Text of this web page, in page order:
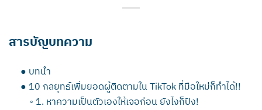
สารบัญบทความ
● บทนำ
● 10 กลยุทธ์เพิ่มยอดผู้ติดตามใน TikTok ที่มือใหม่ก็ทำได้!!
◦ 1. หาความเป็นตัวเองให้เจอก่อน ยังไงก็ปัง!